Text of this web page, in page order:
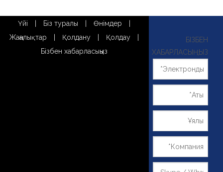
Үйі Біз туралы Өнімдер
Жаңалықтар
Қолдану Қолдау
Бізбен хабарласыңыз
БІЗБЕН
ХАБАРЛАСЫҢЫЗ